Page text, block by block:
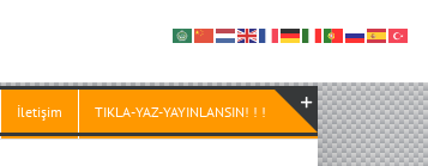
İletişim TIKLA-YAZ-YAYINLANSIN! ! !
Toggle